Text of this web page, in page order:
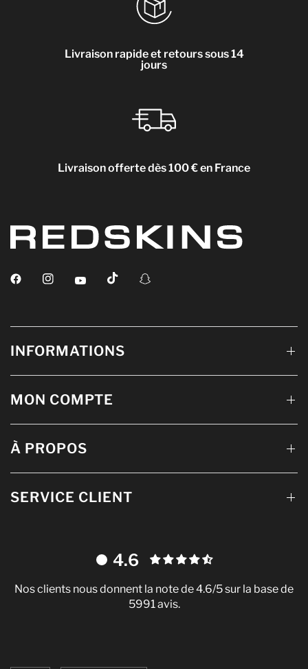
Livraison rapide et retours sous 14
jours
Livraison offerte dès 100 € en France
INFORMATIONS
MON COMPTE
À PROPOS
SERVICE CLIENT
4.6
Nos clients nous donnent la note de 4.6/5 sur la base de
5991 avis.